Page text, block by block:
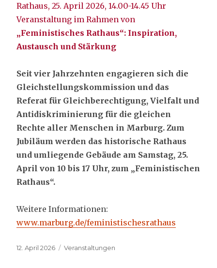
Rathaus, 25. April 2026, 14.00-14.45 Uhr
Veranstaltung im Rahmen von
„Feministisches Rathaus“: Inspiration,
Austausch und Stärkung
Seit vier Jahrzehnten engagieren sich die
Gleichstellungskommission und das
Referat für Gleichberechtigung, Vielfalt und
Antidiskriminierung für die gleichen
Rechte aller Menschen in Marburg. Zum
Jubiläum werden das historische Rathaus
und umliegende Gebäude am Samstag, 25.
April von 10 bis 17 Uhr, zum „Feministischen
Rathaus“.
Weitere Informationen:
www.marburg.de/feministischesrathaus
Veröffentlicht
12. April 2026 Kategorien
Veranstaltungen